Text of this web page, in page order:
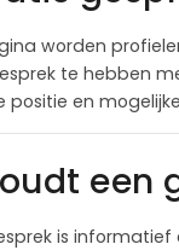
worden
te hebben
positie en
een
is